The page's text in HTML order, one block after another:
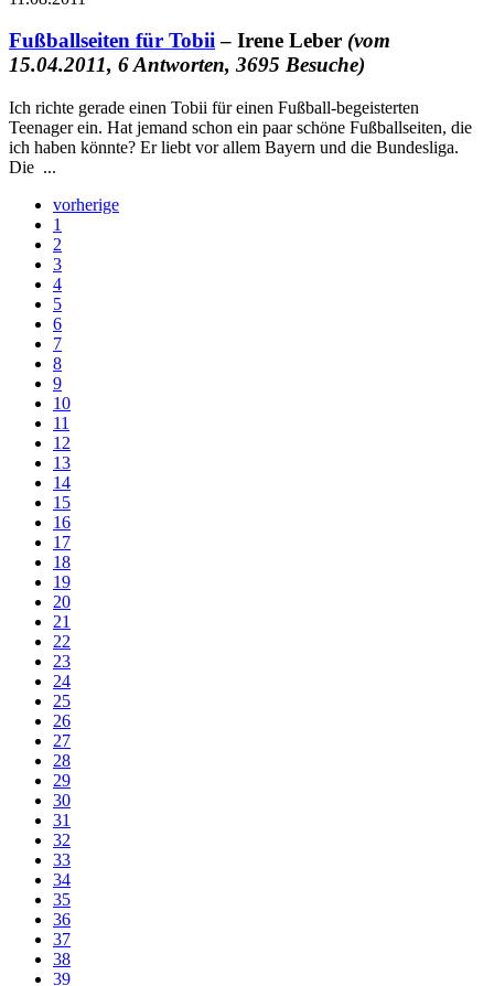
Fußballseiten für Tobii– Irene Leber (vom
15.04.2011, 6 Antworten, 3695 Besuche)
Ich richte gerade einen Tobii für einen Fußball-begeisterten
Teenager ein. Hat jemand schon ein paar schöne Fußballseiten, die
ich haben könnte? Er liebt vor allem Bayern und die Bundesliga.
Die ...
vorherige
1
2
3
4
5
6
7
8
9
10
11
12
13
14
15
16
17
18
19
20
21
22
23
24
25
26
27
28
29
30
31
32
33
34
35
36
37
38
39